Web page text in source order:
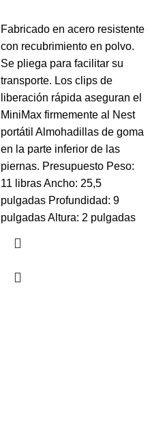
Fabricado en acero resistente
con recubrimiento en polvo.
Se pliega para facilitar su
transporte. Los clips de
liberación rápida aseguran el
MiniMax firmemente al Nest
portátil Almohadillas de goma
en la parte inferior de las
piernas. Presupuesto Peso:
11 libras Ancho: 25,5
pulgadas Profundidad: 9
pulgadas Altura: 2 pulgadas